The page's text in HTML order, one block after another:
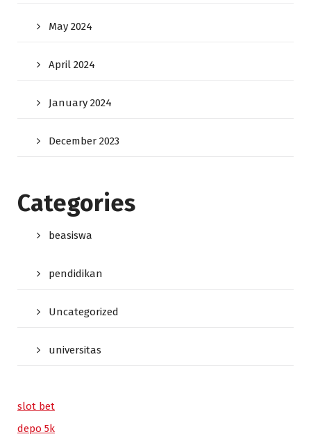
May 2024
April 2024
January 2024
December 2023
Categories
beasiswa
pendidikan
Uncategorized
universitas
slot bet
depo 5k